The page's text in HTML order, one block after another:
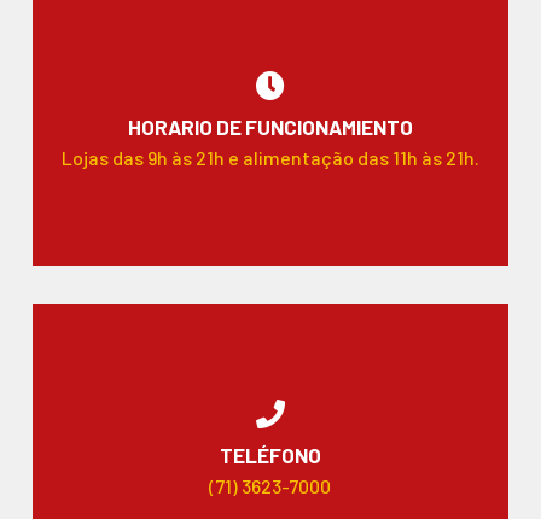
HORARIO DE FUNCIONAMIENTO
Lojas das 9h às 21h e alimentação das 11h às 21h.
TELÉFONO
(71) 3623-7000